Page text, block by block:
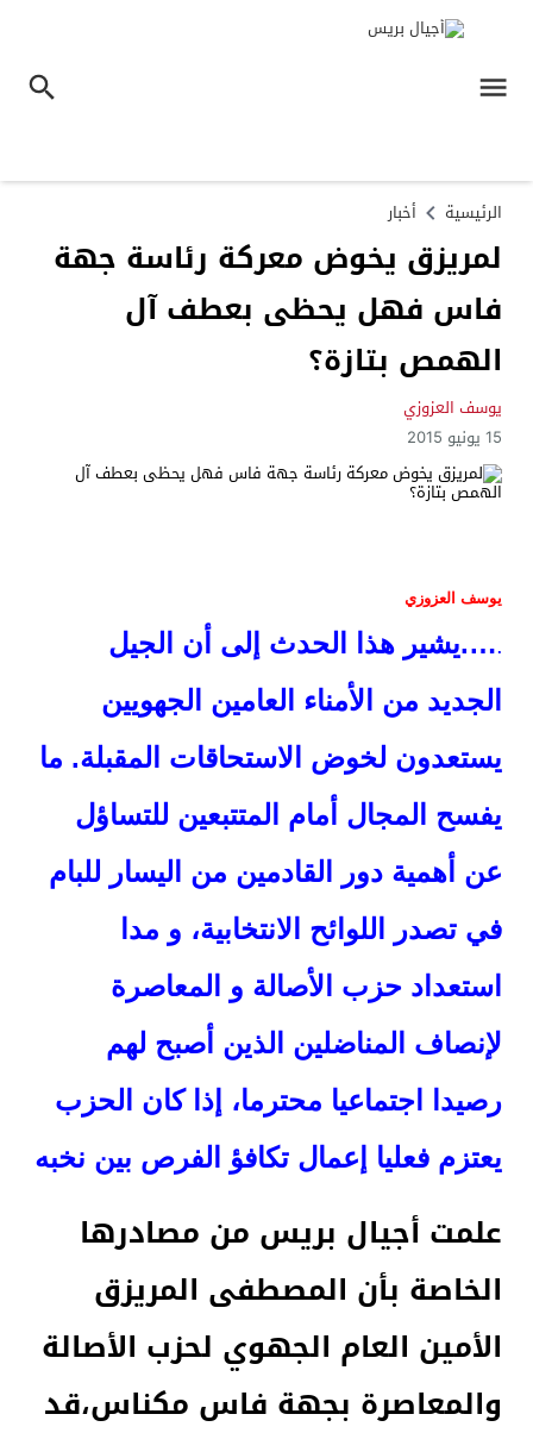
الرئيسية أخبار
لمريزق يخوض معركة رئاسة جهة
فاس فهل يحظى بعطف آل
الهمص بتازة؟
يوسف العزوزي
15 يونيو 2015
يوسف العزوزي
.
….يشير هذا الحدث إلى أن الجيل
الجديد من الأمناء العامين الجهويين
يستعدون لخوض الاستحاقات المقبلة. ما
يفسح المجال أمام المتتبعين للتساؤل
عن أهمية دور القادمين من اليسار للبام
في تصدر اللوائح الانتخابية، و مدا
استعداد حزب الأصالة و المعاصرة
لإنصاف المناضلين الذين أصبح لهم
رصيدا اجتماعيا محترما، إذا كان الحزب
يعتزم فعليا إعمال تكافؤ الفرص بين نخبه
علمت أجيال بريس من مصادرها
الخاصة بأن المصطفى المريزق
الأمين العام الجهوي لحزب الأصالة
والمعاصرة بجهة فاس مكناس،قد